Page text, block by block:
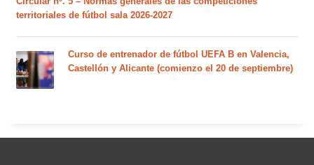
territoriales de fútbol sala 2026-2027
Curso de entrenador de fútbol UEFA B en Valencia,
Castellón y Alicante (comienzo el 20 de septiembre)